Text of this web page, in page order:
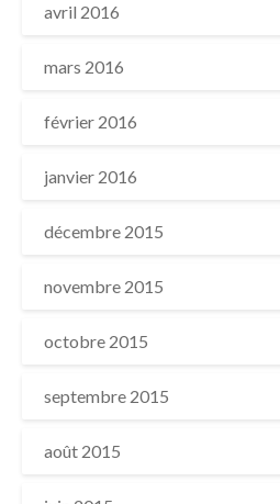
avril 2016
mars 2016
février 2016
janvier 2016
décembre 2015
novembre 2015
octobre 2015
septembre 2015
août 2015